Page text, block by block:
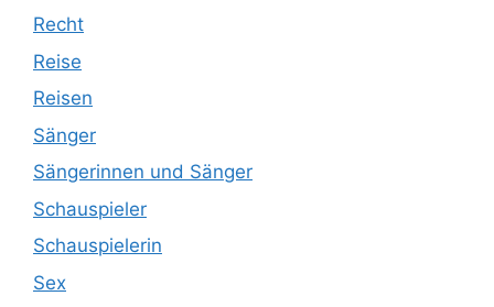
Recht
Reise
Reisen
Sänger
Sängerinnen und Sänger
Schauspieler
Schauspielerin
Sex